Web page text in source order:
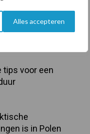
Alles accepteren
volume en
in krimpende
tips voor een
is in Polen